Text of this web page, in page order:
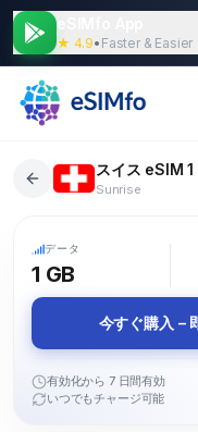
★ 4.9• Faster & Easier
スイス eSIM 1
Sunrise
データ
1 GB
今すぐ購入 –
有効化から 7 日間有効
いつでもチャージ可能